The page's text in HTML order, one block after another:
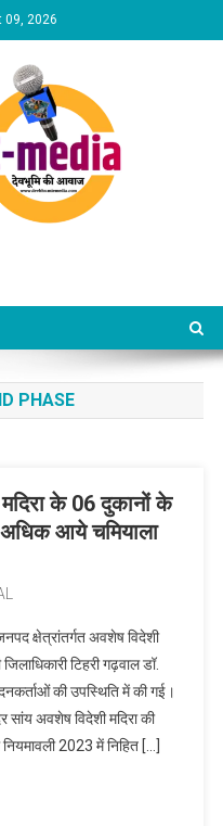
09, 2026
PHASE
मदिरा के 06 दुकानों के
आये चमियाला
क्षेत्रांतर्गत अवशेष विदेशी
टिहरी गढ़वाल डॉ.
की उपस्थिति में की गई।
अवशेष विदेशी मदिरा की
2023 में निहित […]